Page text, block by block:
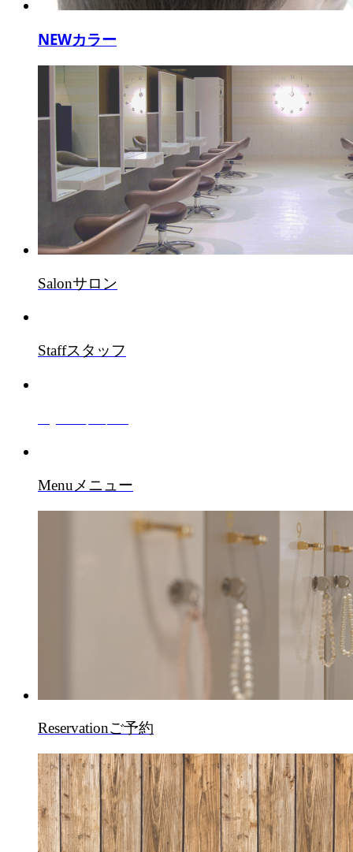
NEWカラー
Salonサロン
Staffスタッフ
Menu メニュー
Reservationご予約